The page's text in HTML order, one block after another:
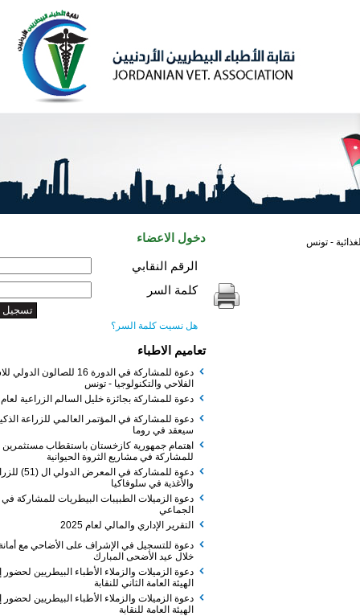
دخول الاعضاء
الرقم النقابي
كلمة السر
هل نسيت كلمة السر؟
تعاميم الاطباء
دعوة للمشاركة في الدورة 16 للصالون الدولي للاستثمار
الفلاحي والتكنولوجيا - تونس
دعوة للمشاركة بجائزة خليل السالم الزراعية لعام 2026
دعوة للمشاركة في المؤتمر العالمي للزراعة الذكية الذي
سيعقد في روما
اهتمام جمهورية كازخستان باستقطاب مستثمرين
للمشاركة في مشاريع الثروة الحيوانية
دعوة للمشاركة في المعرض الدولي ال (51) للزراعة
والأغذية في سلوفاكيا
دعوة الزميلات الطبيبات البيطريات للمشاركة في الفطور
التقرير الإداري والمالي لعام 2025
دعوة للتسجيل في الإشراف على الأضاحي مع أمانة عمان
خلال عيد الأضحى المبارك
دعوة الزميلات والزملاء الأطباء البيطريين لحضور إجتماع
الهيئة العامة الثاني للنقابة
دعوة الزميلات والزملاء الأطباء البيطريين لحضور إجتماع
الهيئة العامة للنقابة